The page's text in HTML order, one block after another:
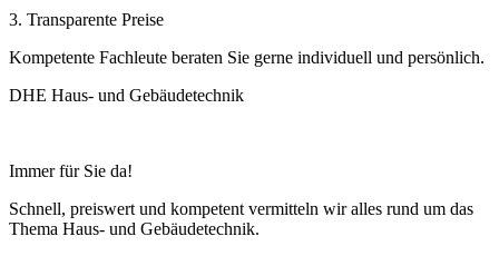
3. Transparente Preise
Kompetente Fachleute beraten Sie gerne individuell und persönlich.
DHE Haus- und Gebäudetechnik
Immer für Sie da!
Schnell, preiswert und kompetent vermitteln wir alles rund um das
Thema Haus- und Gebäudetechnik.